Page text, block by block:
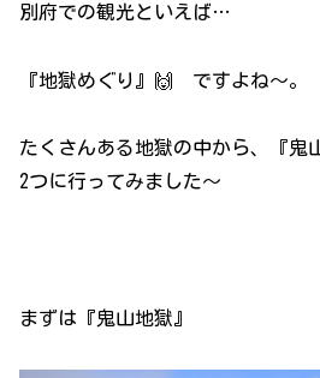
別府での観光といえば…
『地獄めぐり』🙌 ですよね～。
たくさんある地獄の中から、『鬼
2つに行ってみました～
まずは『鬼山地獄』